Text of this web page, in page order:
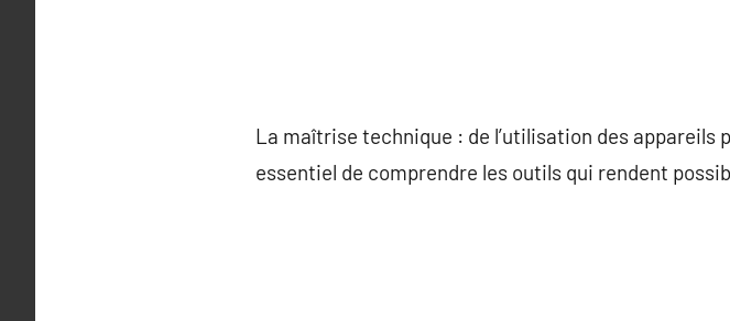
La maîtrise technique : de l’utilisation des
essentiel de comprendre les outils qui rendent